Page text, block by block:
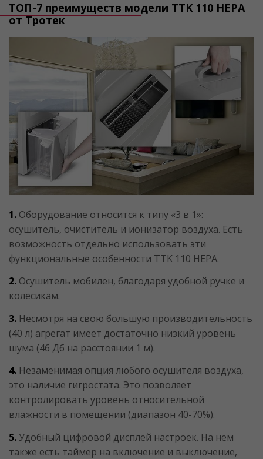
ТОП-7 преимуществ модели TTK 110 HЕРА
от Тротек
1. Оборудование относится к типу «3 в 1»:
осушитель, очиститель и ионизатор воздуха. Есть
возможность отдельно использовать эти
функциональные особенности TTK 110 HЕРА.
2. Осушитель мобилен, благодаря удобной ручке и
колесикам.
3. Несмотря на свою большую производительность
(40 л) агрегат имеет достаточно низкий уровень
шума (46 Дб на расстоянии 1 м).
4. Незаменимая опция любого осушителя воздуха,
это наличие гигростата. Это позволяет
контролировать уровень относительной
влажности в помещении (диапазон 40-70%).
5. Удобный цифровой дисплей настроек. На нем
также есть таймер на включение и выключение,